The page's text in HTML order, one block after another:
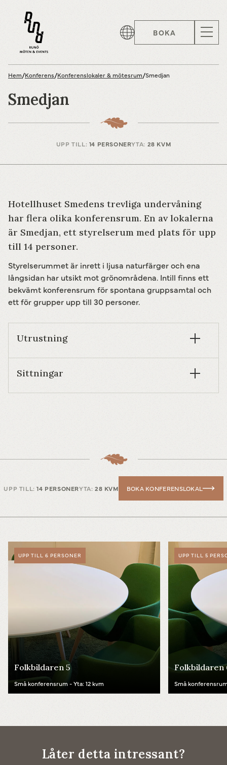
BOKA
Hem/Konferens/Konferenslokaler & mötesrum/Smedjan
Smedjan
UPP TILL: 14 PERSONERYTA: 28 KVM
Hotellhuset Smedens trevliga undervåning
har flera olika konferensrum. En av lokalerna
är Smedjan, ett styrelserum med plats för upp
till 14 personer.
Styrelserummet är inrett i ljusa naturfärger och ena
långsidan har utsikt mot grönområdena. Intill finns ett
bekvämt konferensrum för spontana gruppsamtal och
ett för grupper upp till 30 personer.
Utrustning
Sittningar
UPP TILL: 14 PERSONERYTA: 28 KVM BOKA KONFERENSLOKAL
UPP TILL 6 PERSONER
Folkbildaren 5
Små konferensrum - Yta: 12 kvm
UPP TILL 5
Folkbildaren
Små
Låter detta intressant?